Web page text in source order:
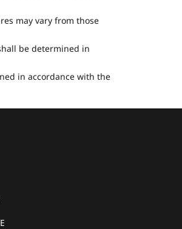
may vary from those
be determined in
in accordance with the